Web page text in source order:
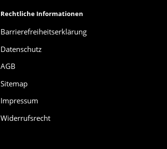
Rechtliche Informationen
Barrierefreiheitserklärung
Datenschutz
AGB
Sitemap
Impressum
Widerrufsrecht